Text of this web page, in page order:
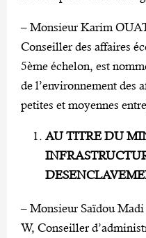
– Monsieur Karim
Conseiller des affaires
5ème échelon, est
de l’environnement des
petites et moyennes
AU TITRE DU
– Monsieur Saïdou
W, Conseiller